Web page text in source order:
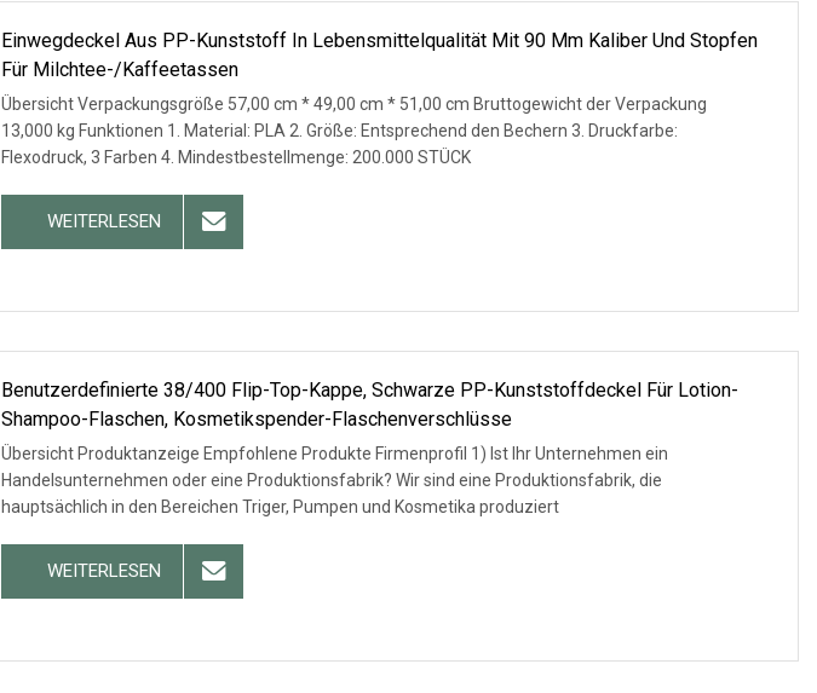
Einwegdeckel Aus PP-Kunststoff In Lebensmittelqualität Mit 90 Mm Kaliber Und Stopfen
Für Milchtee-/Kaffeetassen
Übersicht Verpackungsgröße 57,00 cm * 49,00 cm * 51,00 cm Bruttogewicht der Verpackung
13,000 kg Funktionen 1. Material: PLA 2. Größe: Entsprechend den Bechern 3. Druckfarbe:
Flexodruck, 3 Farben 4. Mindestbestellmenge: 200.000 STÜCK
WEITERLESEN
Benutzerdefinierte 38/400 Flip-Top-Kappe, Schwarze PP-Kunststoffdeckel Für Lotion-
Shampoo-Flaschen, Kosmetikspender-Flaschenverschlüsse
Übersicht Produktanzeige Empfohlene Produkte Firmenprofil 1) Ist Ihr Unternehmen ein
Handelsunternehmen oder eine Produktionsfabrik? Wir sind eine Produktionsfabrik, die
hauptsächlich in den Bereichen Triger, Pumpen und Kosmetika produziert
WEITERLESEN